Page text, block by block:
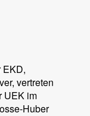
EKD,
vertreten
UEK im
Huber